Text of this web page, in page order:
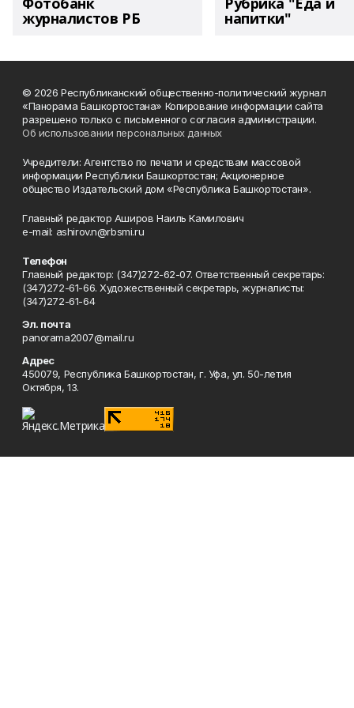
журналистов РБ напитки"
© 2026 Республиканский общественно-политический журнал
«Панорама Башкортостана» Копирование информации сайта
разрешено только с письменного согласия администрации.
Об использовании персональных данных
Учредители: Агентство по печати и средствам массовой
информации Республики Башкортостан; Акционерное
общество Издательский дом «Республика Башкортостан».
Главный редактор Аширов Наиль Камилович
e-mail: ashirov.n@rbsmi.ru
Телефон
Главный редактор: (347)272-62-07. Ответственный секретарь:
(347)272-61-66. Художественный секретарь, журналисты:
(347)272-61-64
Эл. почта
panorama2007@mail.ru
Адрес
450079, Республика Башкортостан, г. Уфа, ул. 50-летия
Октября, 13.